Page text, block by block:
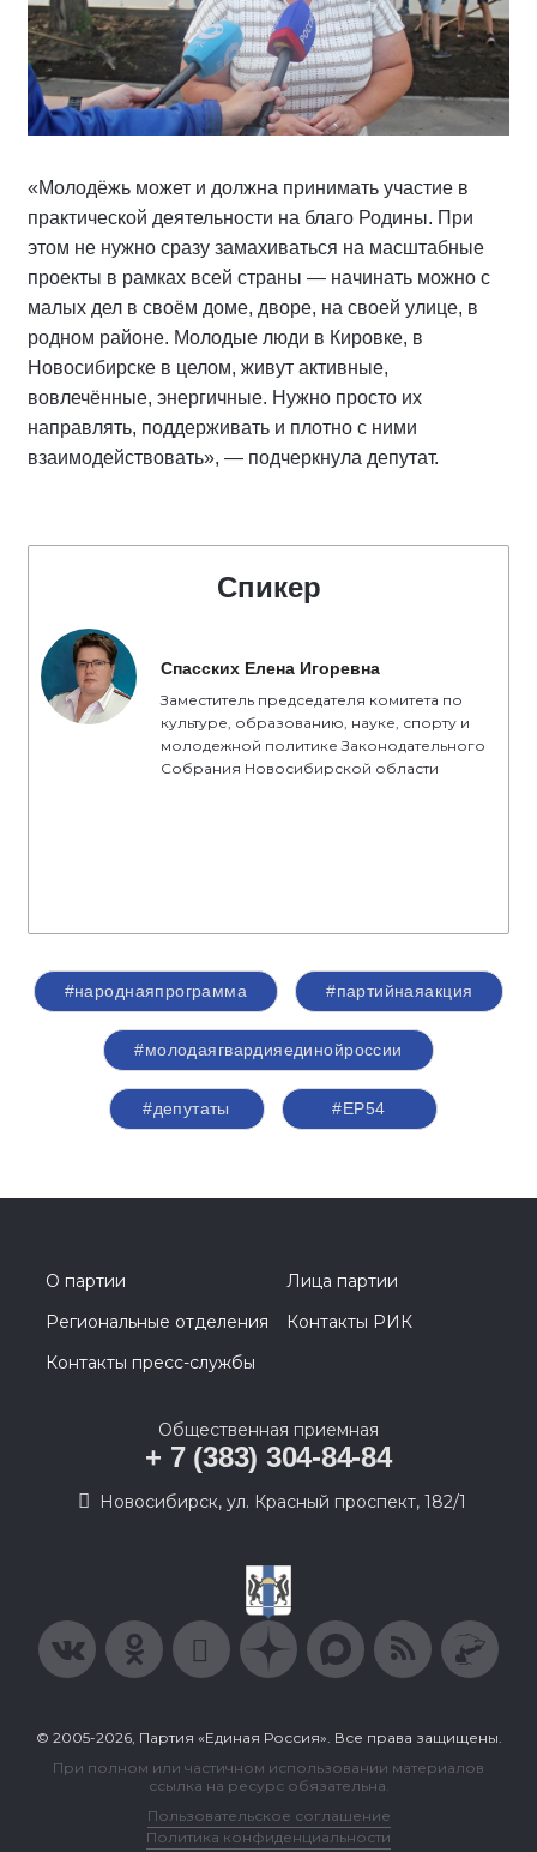
«Молодёжь может и должна принимать участие в
практической деятельности на благо Родины. При
этом не нужно сразу замахиваться на масштабные
проекты в рамках всей страны — начинать можно с
малых дел в своём доме, дворе, на своей улице, в
родном районе. Молодые люди в Кировке, в
Новосибирске в целом, живут активные,
вовлечённые, энергичные. Нужно просто их
направлять, поддерживать и плотно с ними
взаимодействовать», — подчеркнула депутат.
Спикер
Спасских Елена Игоревна
Заместитель председателя комитета по
культуре, образованию, науке, спорту и
молодежной политике Законодательного
Собрания Новосибирской области
#народнаяпрограмма #партийнаяакция
#молодаягвардияединойроссии
#депутаты #ЕР54
О партии
Лица партии
Региональные отделения
Контакты РИК
Контакты пресс-службы
Общественная приемная
+ 7 (383) 304-84-84
Новосибирск, ул. Красный проспект, 182/1
© 2005-2026, Партия «Единая Россия». Все права защищены.
При полном или частичном использовании материалов
ссылка на ресурс обязательна.
Пользовательское соглашение
Политика конфиденциальности